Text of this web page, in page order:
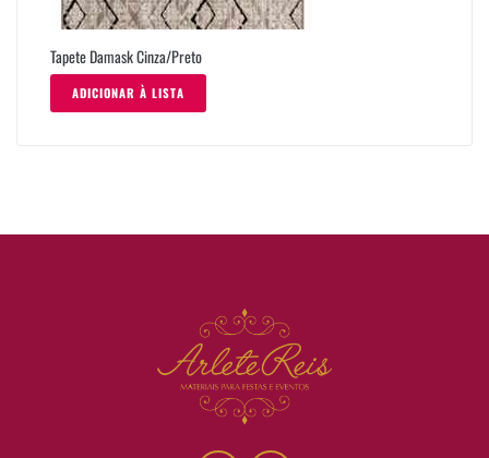
Tapete Damask Cinza/Preto
ADICIONAR À LISTA